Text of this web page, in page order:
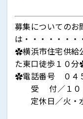
募集についてのお
は・・・・・・・
✿横浜市住宅供
た東口徒歩１０
✿電話番号 ０４
受 付／１０：
定休日／火・